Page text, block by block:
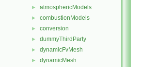
► atmosphericModels
► combustionModels
► conversion
► dummyThirdParty
► dynamicFvMesh
► dynamicMesh